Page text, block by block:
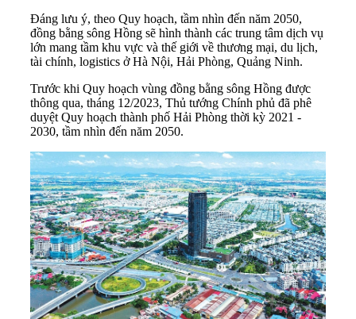
Đáng lưu ý, theo Quy hoạch, tầm nhìn đến năm 2050,
đồng bằng sông Hồng sẽ hình thành các trung tâm dịch vụ
lớn mang tầm khu vực và thế giới về thương mại, du lịch,
tài chính, logistics ở Hà Nội, Hải Phòng, Quảng Ninh.
Trước khi Quy hoạch vùng đồng bằng sông Hồng được
thông qua, tháng 12/2023, Thủ tướng Chính phủ đã phê
duyệt Quy hoạch thành phố Hải Phòng thời kỳ 2021 -
2030, tầm nhìn đến năm 2050.